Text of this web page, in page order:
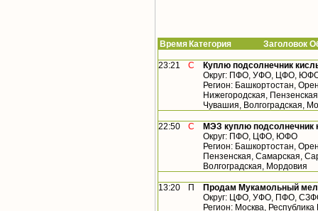
Время Категория Заголовок
23:21 С
Куплю подсолнечник
Округ: ПФО, УФО, ЦФО,
Регион: Башкортостан,
Нижегородская,
Чувашия, Волгоградская,
22:50 С
МЭЗ куплю подсолнечник
Округ: ПФО, ЦФО, ЮФО
Регион: Башкортостан,
Пензенская, Самарская,
Волгоградская, Мордовия
13:20 П
Продам Мукамольный
Округ: ЦФО, УФО, ПФО,
Регион: Москва,